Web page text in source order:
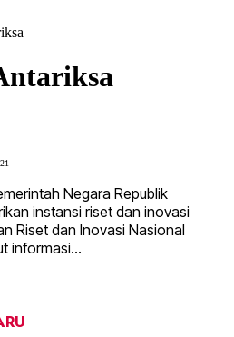
Negara Republik
instansi riset dan inovasi
Riset dan Inovasi Nasional
informasi…